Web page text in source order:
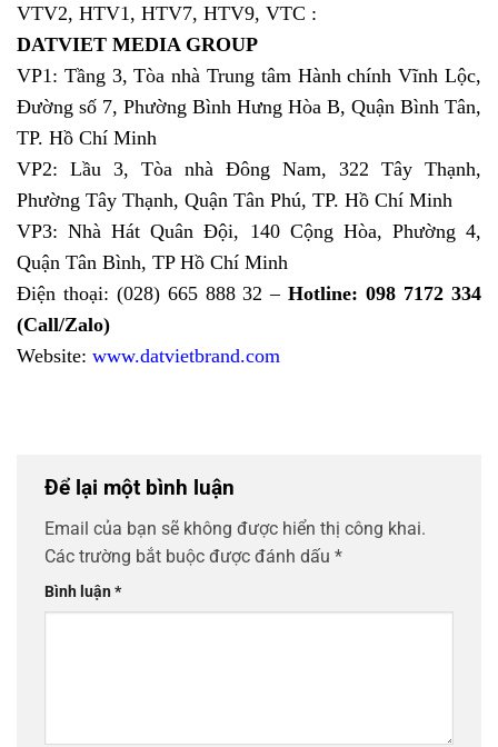
VTV2, HTV1, HTV7, HTV9, VTC :
DATVIET MEDIA GROUP
VP1: Tầng 3, Tòa nhà Trung tâm Hành chính Vĩnh Lộc,
Đường số 7, Phường Bình Hưng Hòa B, Quận Bình Tân,
TP. Hồ Chí Minh
VP2: Lầu 3, Tòa nhà Đông Nam, 322 Tây Thạnh,
Phường Tây Thạnh, Quận Tân Phú, TP. Hồ Chí Minh
VP3: Nhà Hát Quân Đội, 140 Cộng Hòa, Phường 4,
Quận Tân Bình, TP Hồ Chí Minh
Điện thoại: (028) 665 888 32 –Hotline: 098 7172 334
(Call/Zalo)
Website: www.datvietbrand.com
Để lại một bình luận
Email của bạn sẽ không được hiển thị công khai.
Các trường bắt buộc được đánh dấu *
Bình luận*